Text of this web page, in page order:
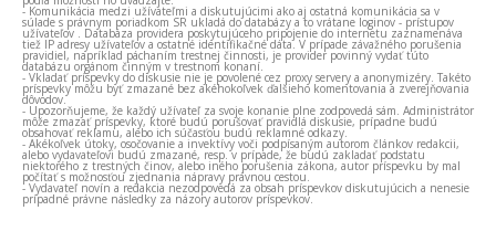
- Komunikácia medzi užívateľmi a diskutujúcimi ako aj ostatná komunikácia sa v
súlade s právnym poriadkom SR ukladá do databázy a to vrátane loginov - prístupov
užívateľov . Databáza providera poskytujúceho pripojenie do internetu zaznamenáva
tiež IP adresy užívateľov a ostatné identifikačné dáta. V prípade závažného porušenia
pravidiel, napríklad páchaním trestnej činnosti, je provider povinný vydať túto
databázu orgánom činným v trestnom konaní.
- Vkladať príspevky do diskusie nie je povolené cez proxy servery a anonymizéry. Takéto
príspevky môžu byť zmazané bez akéhokoľvek ďalšieho komentovania a zverejňovania
dôvodov.
- Upozorňujeme, že každý užívateľ za svoje konanie plne zodpovedá sám. Administrátor
môže zmazať príspevky, ktoré budú porušovať pravidlá diskusie, prípadne budú
obsahovať reklamu, alebo ich súčasťou budú reklamné odkazy.
- Akékoľvek útoky, osočovanie a invektívy voči podpísaným autorom článkov redakcii,
alebo vydavateľovi budú zmazané, resp. v prípade, že budú zakladať podstatu
niektorého z trestných činov, alebo iného porušenia zákona, autor príspevku by mal
počítať s možnosťou zjednania nápravy právnou cestou.
- Vydavateľ novín a redakcia nezodpovedá za obsah príspevkov diskutujúcich a nenesie
prípadné právne následky za názory autorov príspevkov.